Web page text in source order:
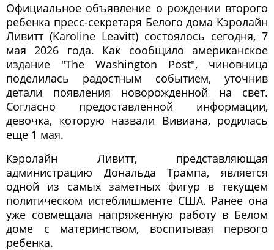
Официальное объявление о рождении второго
ребенка пресс-секретаря Белого дома Кэролайн
Ливитт (Karoline Leavitt) состоялось сегодня, 7
мая 2026 года. Как сообщило американское
издание "The Washington Post", чиновница
поделилась радостным событием, уточнив
детали появления новорожденной на свет.
Согласно предоставленной информации,
девочка, которую назвали Вивиана, родилась
еще 1 мая.
Кэролайн Ливитт, представляющая
администрацию Дональда Трампа, является
одной из самых заметных фигур в текущем
политическом истеблишменте США. Ранее она
уже совмещала напряженную работу в Белом
доме с материнством, воспитывая первого
ребенка.